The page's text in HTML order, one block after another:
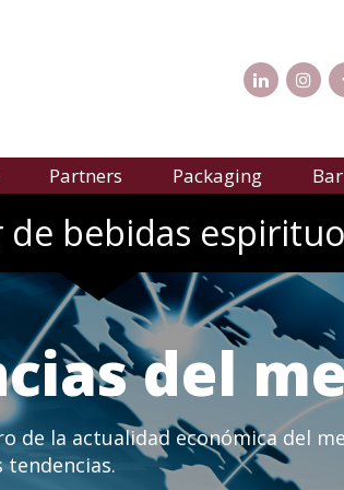
Partners Packaging
bebidas
del
de la actualidad económica del